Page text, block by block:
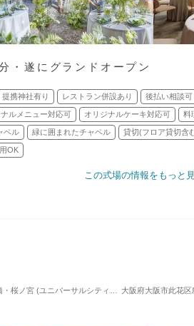
・遂にグランドオープン
提携神社有り レストラン併設あり 後払い相談可
ルメニュー対応可 オリジナルケーキ対応可 料
ペル 緑に囲まれたチャペル 貸切(フロア貸切含
OK
この式場の情報をもっと
ユニバーサルシティ駅) / 式場・ゲストハウス 大阪府大阪市此花